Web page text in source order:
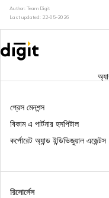
ইনকাম
ইনকাম
Author: Team Digit
Last updated: 22-05-2026
রিসোর্সেস
প্রেস মেনশন্স
বিকাম এ পার্টনার হসপিটাল
কর্পোরেট অ্যান্ড ইন্ডিভিজুয়াল এজেন্টস